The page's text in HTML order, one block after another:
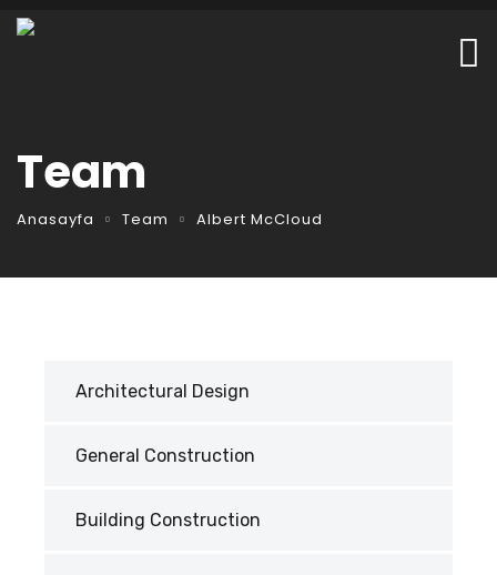
Team
Anasayfa Team Albert McCloud
Architectural Design
General Construction
Building Construction